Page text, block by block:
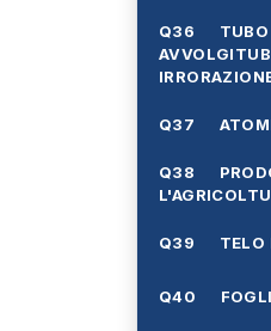
Q36 TUBO
Q37
Q38
Q39 TELO
Q40